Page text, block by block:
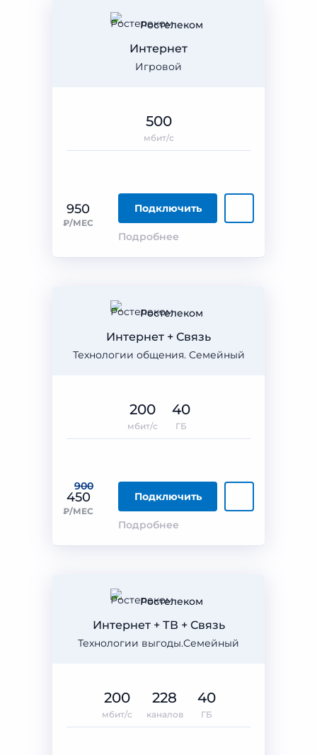
Ростелеком
Игровой
Интернет
950
₽/МЕС
Подключить
Подробнее
500
мбит/с
Ростелеком
Технологии общения. Семейный
Интернет + Связь
900
450
₽/МЕС
Подключить
Подробнее
200
мбит/с
40
ГБ
Ростелеком
Технологии выгоды.Семейный
Интернет + ТВ + Связь
200
мбит/с
228
каналов
40
ГБ